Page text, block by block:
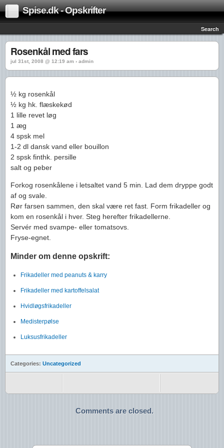
Spise.dk - Opskrifter
Search
Rosenkål med fars
jul 31st, 2008 @ 12:19 am › admin
½ kg rosenkål
½ kg hk. flæskekød
1 lille revet løg
1 æg
4 spsk mel
1-2 dl dansk vand eller bouillon
2 spsk finthk. persille
salt og peber
Forkog rosenkålene i letsaltet vand 5 min. Lad dem dryppe godt
af og svale.
Rør farsen sammen, den skal være ret fast. Form frikadeller og
kom en rosenkål i hver. Steg herefter frikadellerne.
Servér med svampe- eller tomatsovs.
Fryse-egnet.
Minder om denne opskrift:
Frikadeller med peanuts & karry
Frikadeller med kartoffelsalat
Hvidløgsfrikadeller
Medisterpølse
Luksusfrikadeller
Categories: Uncategorized
Comments are closed.